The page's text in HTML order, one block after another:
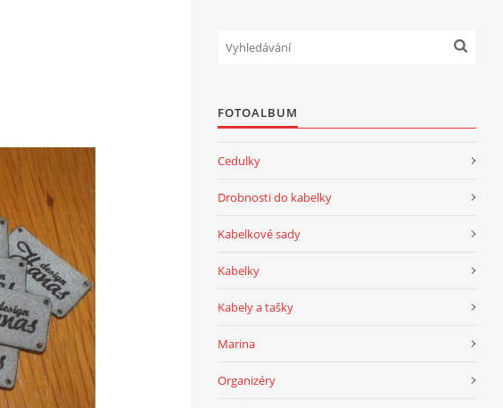
FOTOALBUM
Cedulky
Drobnosti do kabelky
Kabelkové sady
Kabelky
Kabely a tašky
Marina
Organizéry